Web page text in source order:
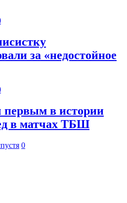
за «недостойное
в истории
в матчах ТБШ
0